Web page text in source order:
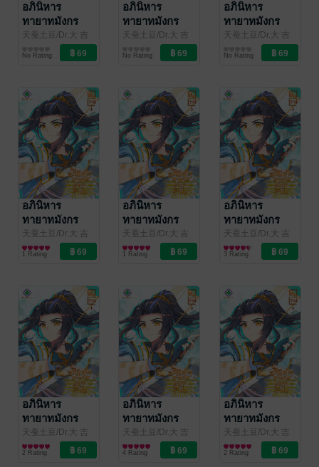
อภินิหาร
ทายาทมังกร
จอมราชัน เล่ม
天蚕土豆/Dr.大 吉
(ดร.ต้าจี๋)/เจียโหยว
(เทียนถานถู่โต้ว) ผู้
การ์ตูนทั่วไป
No Rating
อภินิหาร
ทายาทมังกร
จอมราชัน เล่ม
天蚕土豆/Dr.大 吉
(ดร.ต้าจี๋)/เจียโหยว
(เทียนถานถู่โต้ว) ผู้
การ์ตูนทั่วไป
No Rating
อภินิหาร
ทายาทมังกร
จอมราชัน เล่ม
天蚕土豆/Dr.大 吉
(ดร.ต้าจี๋)/เจียโหยว
(เทียนถานถู่โต้ว) ผู้
การ์ตูนทั่วไป
No Rating
อภินิหาร
ทายาทมังกร
จอมราชัน เล่ม
79
天蚕土豆/Dr.大 吉
(ดร.ต้าจี๋)/เจียโหยว
(เทียนถานถู่โต้ว) ผู้
การ์ตูนทั่วไป
1 Rating
อภินิหาร
ทายาทมังกร
จอมราชัน เล่ม
78
天蚕土豆/Dr.大 吉
(ดร.ต้าจี๋)/เจียโหยว
(เทียนถานถู่โต้ว) ผู้
การ์ตูนทั่วไป
1 Rating
อภินิหาร
ทายาทมังกร
จอมราชัน เล่ม
77
天蚕土豆/Dr.大 吉
(ดร.ต้าจี๋)/เจียโหยว
(เทียนถานถู่โต้ว) ผู้
การ์ตูนทั่วไป
3 Rating
อภินิหาร
ทายาทมังกร
จอมราชัน เล่ม
76
天蚕土豆/Dr.大 吉
(ดร.ต้าจี๋)/เจียโหยว
(เทียนถานถู่โต้ว) ผู้
การ์ตูนทั่วไป
2 Rating
อภินิหาร
ทายาทมังกร
จอมราชัน เล่ม
75
天蚕土豆/Dr.大 吉
(ดร.ต้าจี๋)/เจียโหยว
(เทียนถานถู่โต้ว) ผู้
การ์ตูนทั่วไป
4 Rating
อภินิหาร
ทายาทมังกร
จอมราชัน เล่ม
74
天蚕土豆/Dr.大 吉
(ดร.ต้าจี๋)/เจียโหยว
(เทียนถานถู่โต้ว) ผู้
การ์ตูนทั่วไป
2 Rating